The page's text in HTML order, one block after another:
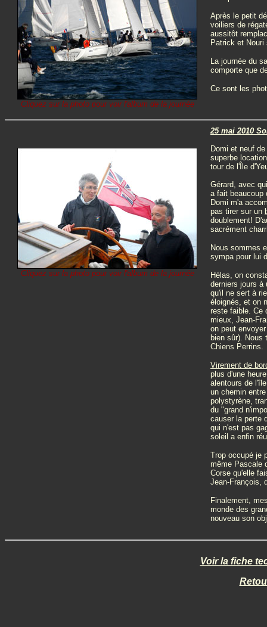
Cliquez sur la photo pour voir l'album de la journée
Après le petit
voiliers de
aussitôt
Patrick et
La journée du
comporte que
Ce sont les
Cliquez sur la photo pour voir l'album de la journée
25 mai 2010
Domi et neuf
superbe
tour de l'Île
Gérard, avec
a fait beaucoup
Domi m'a
pas tirer sur un
doublement!
sacrément
Nous sommes
sympa pour lui
Hélas, on
derniers jours
qu'il ne sert à
éloignés, et on
reste faible. Ce
mieux, Jean-
on peut
bien sûr). Nous
Chiens Perrins.
Virement de
plus d'une
alentours de
un chemin
polystyrène,
du "grand
causer la perte
qui n'est pas
soleil a enfin
Trop occupé je
même Pascale
Corse qu'elle
Jean-François,
Finalement,
monde des
nouveau son
Voir la fiche